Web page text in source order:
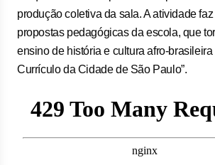
produção coletiva da sala. A atividade
propostas pedagógicas da escola, que
ensino de história e cultura afro-
Currículo da Cidade de São Paulo”.